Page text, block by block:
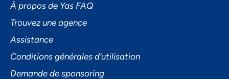
À propos de Yas FAQ
Trouvez une agence
Assistance
Conditions générales d’utilisation
Demande de sponsoring